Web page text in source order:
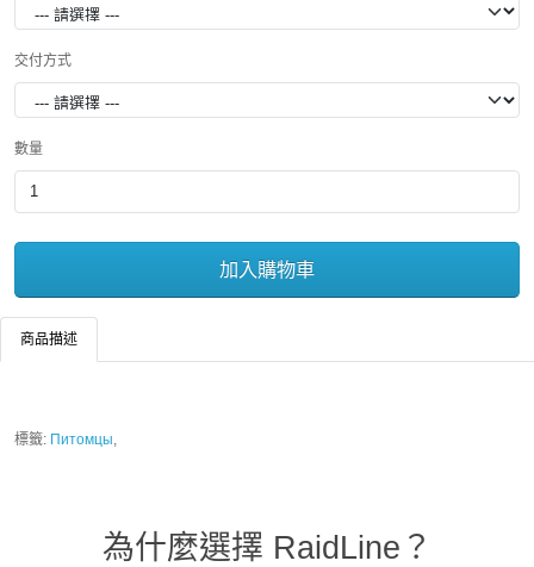
交付方式
數量
加入購物車
商品描述
標籤: Питомцы,
為什麼選擇 RaidLine？